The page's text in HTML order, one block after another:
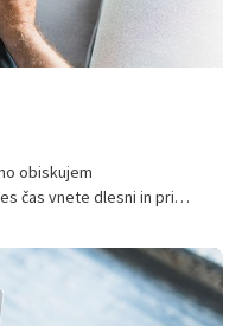
obiskujem
čas vnete dlesni in pri